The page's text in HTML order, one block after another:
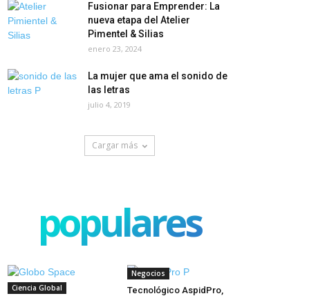
Fusionar para Emprender: La
nueva etapa del Atelier
Pimentel & Silias
enero 23, 2024
La mujer que ama el sonido de
las letras
julio 4, 2019
Cargar más
populares
Ciencia Global
Negocios
Tecnológico AspidPro,